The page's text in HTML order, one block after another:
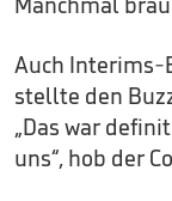
Auch Interims-
stellte den
„Das war
uns“, hob der